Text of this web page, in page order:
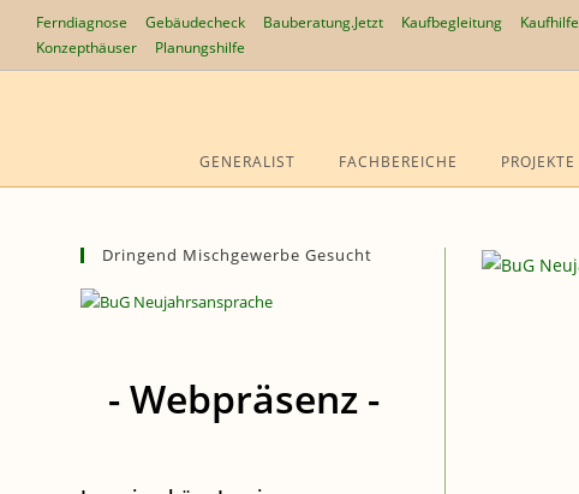
Inhalt
springen
Ferndiagnose Gebäudecheck Bauberatung.Jetzt Kaufbegleitung Kaufhilfe
Konzepthäuser
Planungshilfe
GENERALIST FACHBEREICHE PROJEKTE
Dringend Mischgewerbe Gesucht
- Webpräsenz -